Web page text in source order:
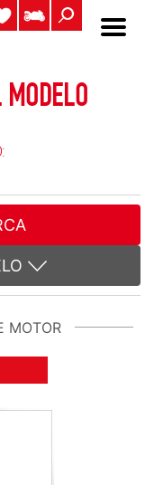
MODELO
MOTOR